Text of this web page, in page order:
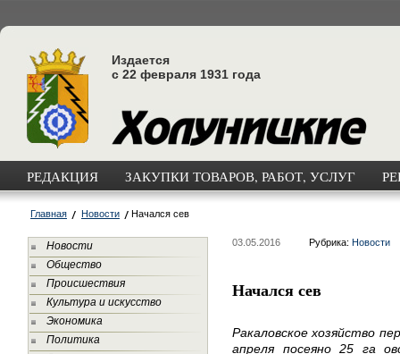
Издается
с 22 февраля 1931 года
РЕДАКЦИЯ ЗАКУПКИ ТОВАРОВ, РАБОТ, УСЛУГ
Главная Новости Начался сев
Новости
Общество
Происшествия
Культура и искусство
Экономика
Политика
03.05.2016 Рубрика: Новости
Начался сев
Ракаловское хозяйство
апреля посеяно 25 га